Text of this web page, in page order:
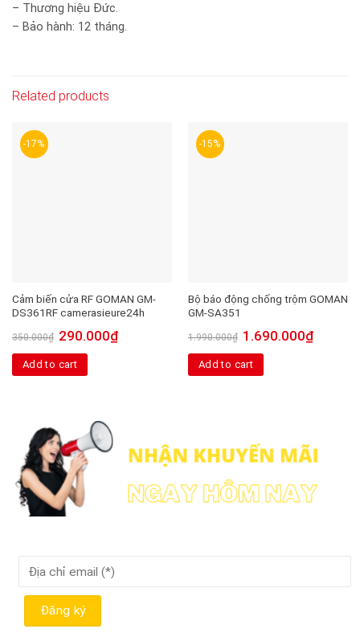
– Thương hiệu Đức.
– Bảo hành: 12 tháng.
Related products
-17%
Cảm biến cửa RF GOMAN GM-
DS361RF camerasieure24h
350.000₫ 290.000₫
Add to cart
-15%
Bộ báo động chống trộm GOMAN
GM-SA351
1.990.000₫ 1.690.000₫
Add to cart